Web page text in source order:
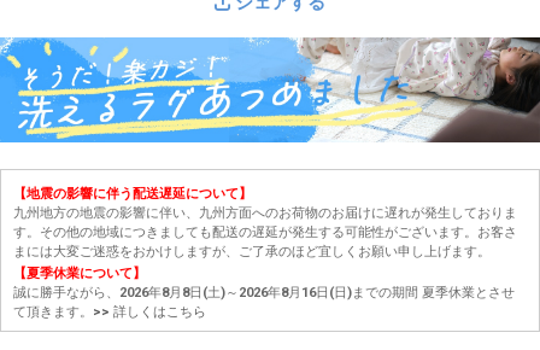
【地震の影響に伴う配送遅延について】
九州地方の地震の影響に伴い、九州方面へのお荷物のお届けに遅れが発生しておりま
す。その他の地域につきましても配送の遅延が発生する可能性がございます。お客さ
まには大変ご迷惑をおかけしますが、ご了承のほど宜しくお願い申し上げます。
【夏季休業について】
誠に勝手ながら、2026年8月8日(土)～2026年8月16日(日)までの期間 夏季休業とさせ
て頂きます。 >> 詳しくはこちら